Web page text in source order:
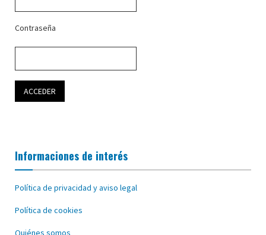
Contraseña
Informaciones de interés
Política de privacidad y aviso legal
Política de cookies